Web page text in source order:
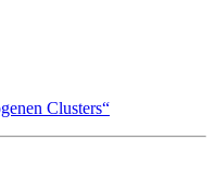
Clusters“